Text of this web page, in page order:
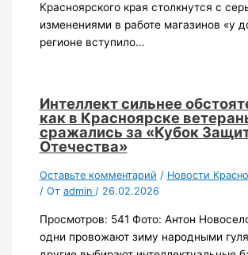
Красноярского края столкнутся с
изменениями в работе магазинов «у
регионе вступило…
Интеллект сильнее
как в Красноярске
сражались за «Кубок
Отечества»
Оставьте комментарий / Новости
/ От admin / 26.02.2026
Просмотров: 541 Фото: Антон
одни провожают зиму народными